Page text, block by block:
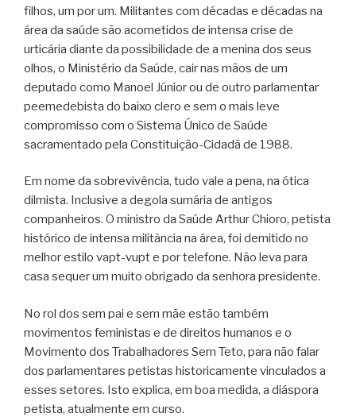
filhos, um por um. Militantes com décadas e décadas na
área da saúde são acometidos de intensa crise de
urticária diante da possibilidade de a menina dos seus
olhos, o Ministério da Saúde, cair nas mãos de um
deputado como Manoel Júnior ou de outro parlamentar
peemedebista do baixo clero e sem o mais leve
compromisso com o Sistema Único de Saúde
sacramentado pela Constituição-Cidadã de 1988.
Em nome da sobrevivência, tudo vale a pena, na ótica
dilmista. Inclusive a degola sumária de antigos
companheiros. O ministro da Saúde Arthur Chioro, petista
histórico de intensa militância na área, foi demitido no
melhor estilo vapt-vupt e por telefone. Não leva para
casa sequer um muito obrigado da senhora presidente.
No rol dos sem pai e sem mãe estão também
movimentos feministas e de direitos humanos e o
Movimento dos Trabalhadores Sem Teto, para não falar
dos parlamentares petistas historicamente vinculados a
esses setores. Isto explica, em boa medida, a diáspora
petista, atualmente em curso.